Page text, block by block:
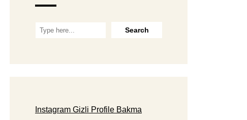
Instagram Gizli Profile Bakma